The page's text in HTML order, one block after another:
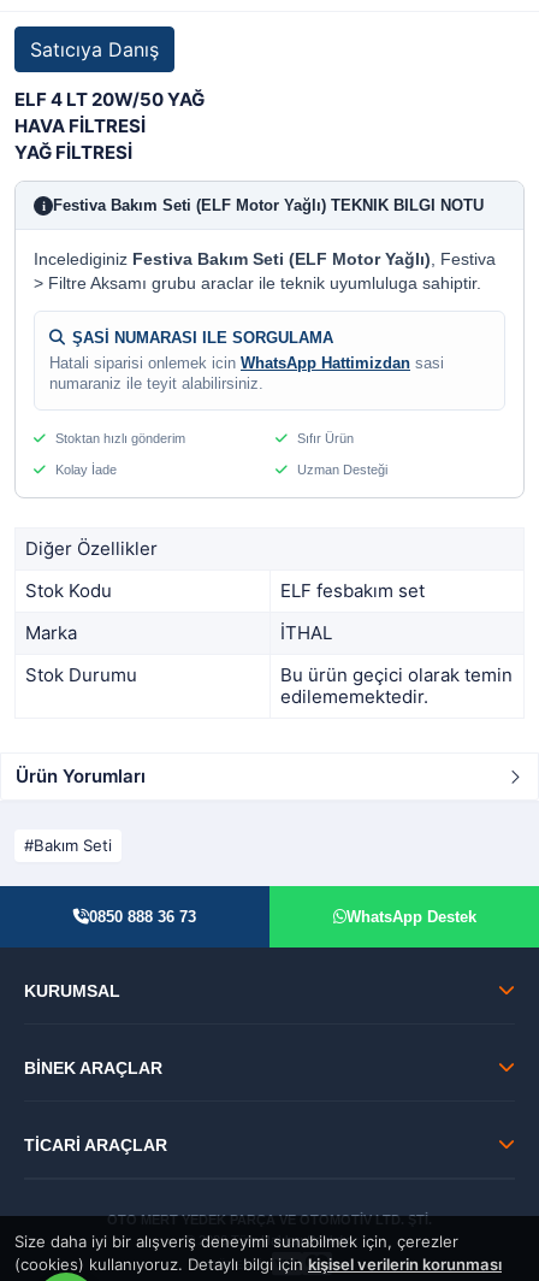
Size daha iyi bir alışveriş deneyimi sunabilmek için, çerezler
(cookies) kullanıyoruz. Detaylı bilgi için kişisel verilerin korunması
Satıcıya Danış
ELF 4 LT 20W/50 YAĞ
HAVA FİLTRESİ
YAĞ FİLTRESİ
i Festiva Bakım Seti (ELF Motor Yağlı) TEKNIK BILGI NOTU
Incelediginiz Festiva Bakım Seti (ELF Motor Yağlı), Festiva
> Filtre Aksamı grubu araclar ile teknik uyumluluga sahiptir.
ŞASİ NUMARASI ILE SORGULAMA
Hatali siparisi onlemek icin WhatsApp Hattimizdan sasi
numaraniz ile teyit alabilirsiniz.
Stoktan hızlı gönderim Sıfır Ürün
Kolay İade Uzman Desteği
Diğer Özellikler
Stok Kodu
ELF fesbakım set
Marka
İTHAL
Stok Durumu
Bu ürün geçici olarak temin
edilememektedir.
Ürün Yorumları
Bakım Seti
0850 888 36 73 WhatsApp Destek
KURUMSAL
BİNEK ARAÇLAR
TİCARİ ARAÇLAR
OTO MERT YEDEK PARÇA VE OTOMOTİV LTD. ŞTİ.
© 2026 Tüm Hakları Saklıdır.
GÜVENLİ: